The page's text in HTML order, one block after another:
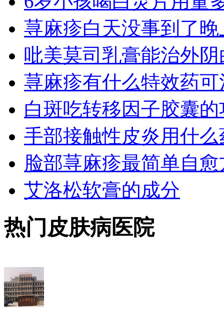
荨麻疹白天没事到了
吡美莫司乳膏能治外
荨麻疹有什么特效药可
白斑吃转移因子胶囊
手部接触性皮炎用什么
脸部荨麻疹最简单自
艾洛松软膏的成分
热门皮肤病医院